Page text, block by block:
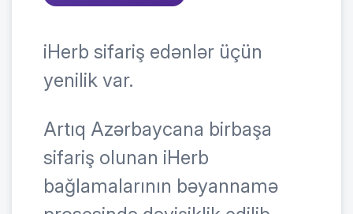
iHerb sifariş edənlər üçün
yenilik var.
Artıq Azərbaycana birbaşa
sifariş olunan iHerb
bağlamalarının bəyannamə